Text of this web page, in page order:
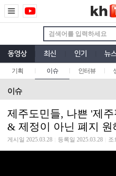
동영상 최신 인기 뉴
기획 이슈 인터뷰
이슈
제주도민들, 나쁜 '제
& 제정이 아닌 폐지 원
게시일 2025.03.28 등록일 2025.03.28 조